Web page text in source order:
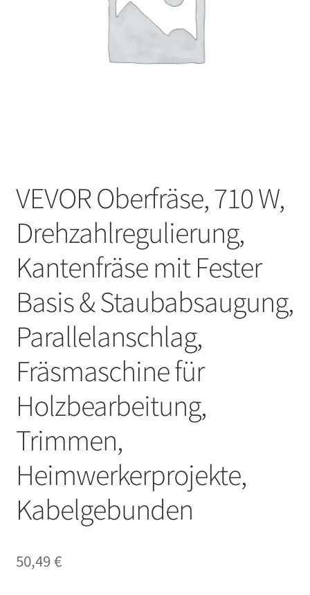
VEVOR Oberfräse, 710 W,
Drehzahlregulierung,
Kantenfräse mit Fester
Basis & Staubabsaugung,
Parallelanschlag,
Fräsmaschine für
Holzbearbeitung,
Trimmen,
Heimwerkerprojekte,
Kabelgebunden
50,49€